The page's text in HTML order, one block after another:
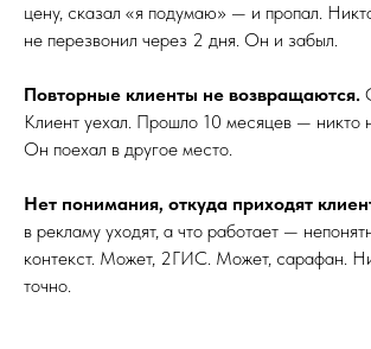
цену, сказал «я подумаю» — и пропал.
не перезвонил через 2 дня. Он и забыл.
Повторные клиенты не возвращаются.
Клиент уехал. Прошло 10 месяцев — никто
Он поехал в другое место.
Нет понимания, откуда приходят
в рекламу уходят, а что работает —
контекст. Может, 2ГИС. Может, сарафан.
точно.